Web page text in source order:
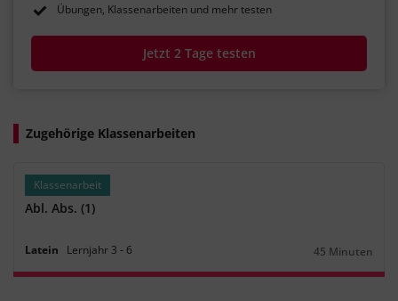
Übungen, Klassenarbeiten und mehr testen
Jetzt 2 Tage testen
Zugehörige Klassenarbeiten
Klassenarbeit
Abl. Abs. (1)
Latein Lernjahr 3 ‐ 6
Dauer:
45 Minuten